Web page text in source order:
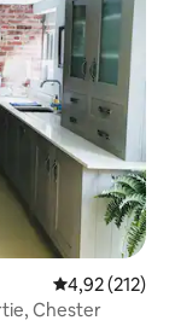
Évaluation
4,92 (212)
Chester